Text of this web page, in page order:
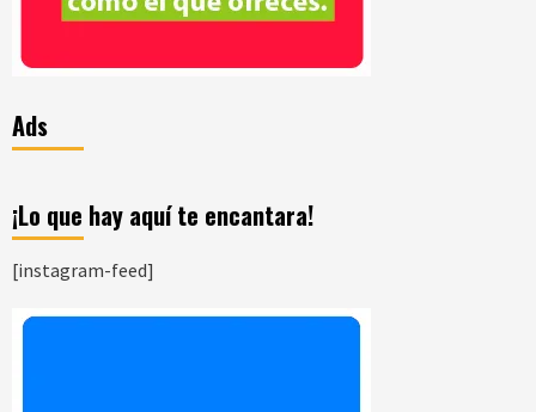
Ads
¡Lo que hay aquí te encantara!
[instagram-feed]